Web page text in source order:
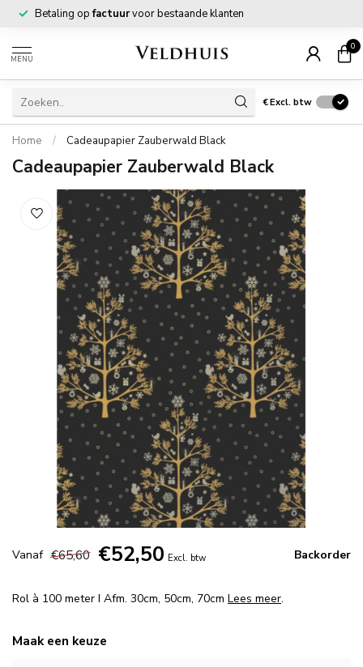
Betaling opfactuurvoor bestaande klanten
MENU
0
€Excl. btw
Home / Cadeaupapier Zauberwald Black
Cadeaupapier Zauberwald Black
Vanaf €65,60 €52,50 Excl. btw Backorder
Rol à 100 meter I Afm. 30cm, 50cm, 70cm Lees meer.
Maak een keuze